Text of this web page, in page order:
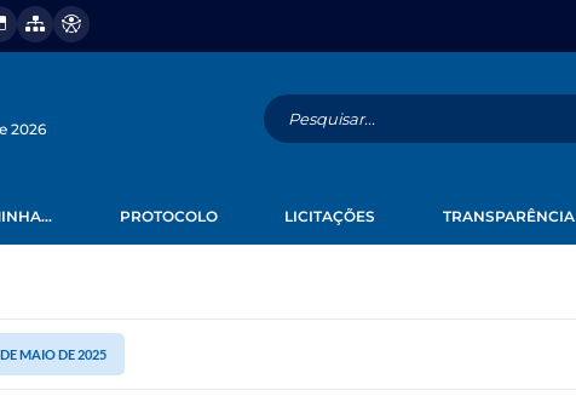
2026
PROTOCOLO LICITAÇÕES TRANSPARÊNCIA
MAIO DE 2025